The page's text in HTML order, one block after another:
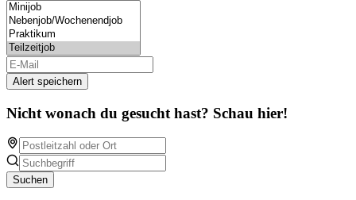
Alert speichern
Nicht wonach du gesucht hast? Schau hier!
Suchen